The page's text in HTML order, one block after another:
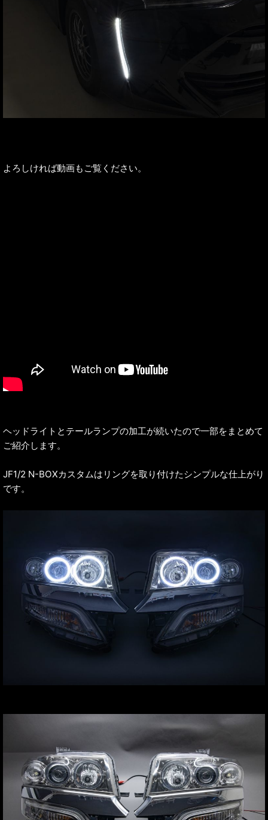
よろしければ動画もご覧ください。
ヘッドライトとテールランプの加工が続いたので一部をまとめて
ご紹介します。
JF1/2 N-BOXカスタムはリングを取り付けたシンプルな仕上がり
です。